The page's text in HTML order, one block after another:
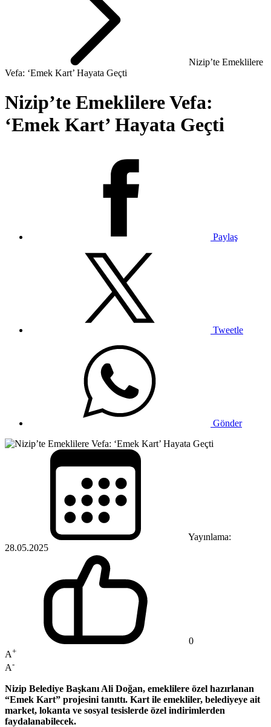
Nizip’te Emeklilere
Vefa: ‘Emek Kart’ Hayata Geçti
Nizip’te Emeklilere Vefa:
‘Emek Kart’ Hayata Geçti
Paylaş
Tweetle
Gönder
Yayınlama:
28.05.2025
0
A+
A-
Nizip Belediye Başkanı Ali Doğan, emeklilere özel hazırlanan
“Emek Kart” projesini tanıttı. Kart ile emekliler, belediyeye ait
market, lokanta ve sosyal tesislerde özel indirimlerden
faydalanabilecek.